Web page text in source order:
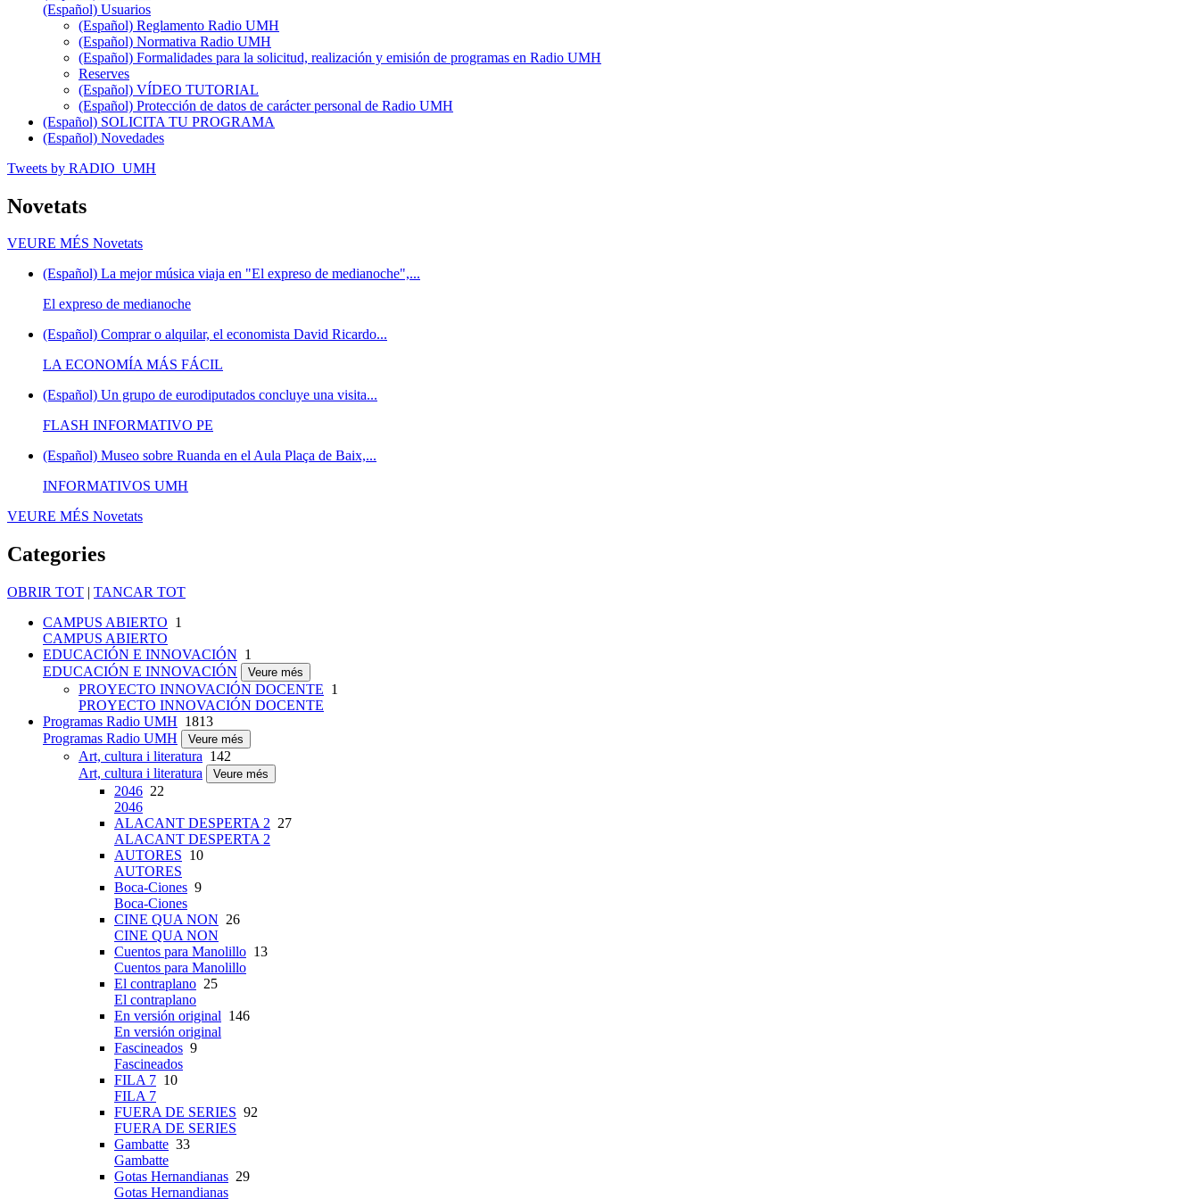
(Español) Usuarios
(Español) Reglamento Radio UMH
(Español) Normativa Radio UMH
(Español) Formalidades para la solicitud, realización y emisión de programas en Radio UMH
Reserves
(Español) VÍDEO TUTORIAL
(Español) Protección de datos de carácter personal de Radio UMH
(Español) SOLICITA TU PROGRAMA
(Español) Novedades
Tweets by RADIO_UMH
Novetats
VEURE MÉS Novetats
(Español) La mejor música viaja en "El expreso de medianoche",...
El expreso de medianoche
(Español) Comprar o alquilar, el economista David Ricardo...
LA ECONOMÍA MÁS FÁCIL
(Español) Un grupo de eurodiputados concluye una visita...
FLASH INFORMATIVO PE
(Español) Museo sobre Ruanda en el Aula Plaça de Baix,...
INFORMATIVOS UMH
VEURE MÉS Novetats
Categories
OBRIR TOT | TANCAR TOT
CAMPUS ABIERTO 1
CAMPUS ABIERTO
EDUCACIÓN E INNOVACIÓN 1
EDUCACIÓN E INNOVACIÓN
Veure més
PROYECTO INNOVACIÓN DOCENTE 1
PROYECTO INNOVACIÓN DOCENTE
Programas Radio UMH 1813
Programas Radio UMH
Veure més
Art, cultura i literatura 142
Art, cultura i literatura
Veure més
2046 22
2046
ALACANT DESPERTA 2 27
ALACANT DESPERTA 2
AUTORES 10
AUTORES
Boca-Ciones 9
Boca-Ciones
CINE QUA NON 26
CINE QUA NON
Cuentos para Manolillo 13
Cuentos para Manolillo
El contraplano 25
El contraplano
En versión original 146
En versión original
Fascineados 9
Fascineados
FILA 7 10
FILA 7
FUERA DE SERIES 92
FUERA DE SERIES
Gambatte 33
Gambatte
Gotas Hernandianas 29
Gotas Hernandianas